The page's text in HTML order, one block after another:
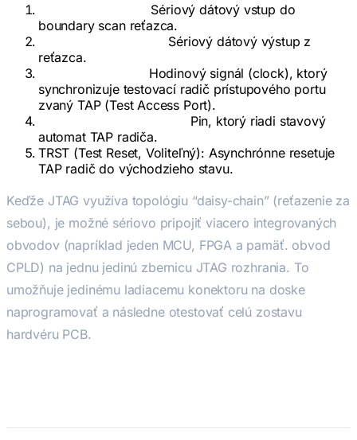
Sériový dátový vstup do
boundary scan reťazca.
Sériový dátový výstup z
reťazca.
Hodinový signál (clock), ktorý
synchronizuje testovací radič prístupového portu
zvaný TAP (Test Access Port).
Pin, ktorý riadi stavový
automat TAP radiča.
TRST (Test Reset, Voliteľný): Asynchrónne resetuje
TAP radič do východzieho stavu.
Keďže JTAG využíva topológiu “daisy-chain” (reťazenie za
sebou), je možné sériovo pripojiť viacero integrovaných
obvodov (napríklad jeden MCU, FPGA a pamäť. obvod
CPLD) na jednu jedinú zbernicu JTAG rozhrania. To
umožňuje jedinému ladiacemu konektoru na doske
naprogramovať a následne otestovať celú zostavu
hardvéru PCB.